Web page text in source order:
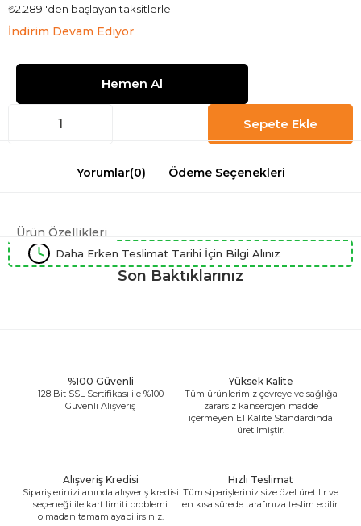
₺2.289 'den başlayan taksitlerle
İndirim Devam Ediyor
Yorumlar(0) Ödeme Seçenekleri
Ürün Özellikleri
Daha Erken Teslimat Tarihi İçin Bilgi Alınız
Son Baktıklarınız
%100 Güvenli
128 Bit SSL Sertifikası ile %100
Güvenli Alışveriş
Yüksek Kalite
Tüm ürünlerimiz çevreye ve sağlığa
zararsız kanserojen madde
içermeyen E1 Kalite Standardında
üretilmiştir.
Alışveriş Kredisi
Siparişlerinizi anında alışveriş kredisi
seçeneği ile kart limiti problemi
olmadan tamamlayabilirsiniz.
Hızlı Teslimat
Tüm siparişleriniz size özel üretilir ve
en kısa sürede tarafınıza teslim edilir.